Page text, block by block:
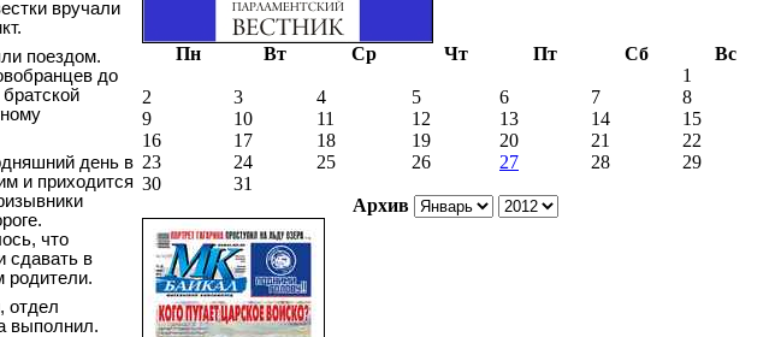
вручали
поездом.
до
день в
и приходится
что
сдавать в
родители.
отдел
выполнил.
Пн Вт Ср Чт Пт Сб
Вс
1
2
3 4 5 6 7
8
9
10 11 12 13 14
15
16
17 18 19 20 21
22
23
24 25 26 27 28
29
30
31
Архив